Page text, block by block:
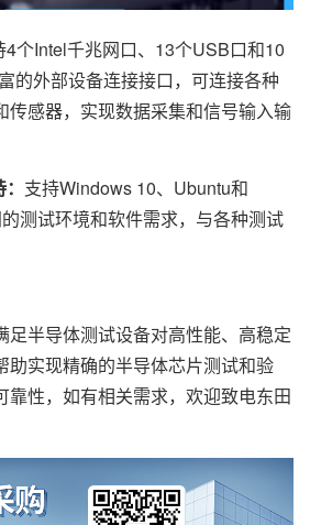
4个Intel千兆网口、13个USB口和10
的外部设备连接接口，可连接各种
传感器，实现数据采集和信号输入输
支持Windows 10、Ubuntu和
测试环境和软件需求，与各种测试
足半导体测试设备对高性能、高稳定
助实现精确的半导体芯片测试和验
靠性，如有相关需求，欢迎致电东田